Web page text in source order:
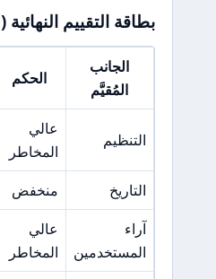
بطاقة التقييم النهائية (Scorecard)
الجانب
المُقيَّم
الحكم
التنظيم
عالي
المخاطر
التاريخ
منخفض
آراء
المستخدمين
عالي
المخاطر